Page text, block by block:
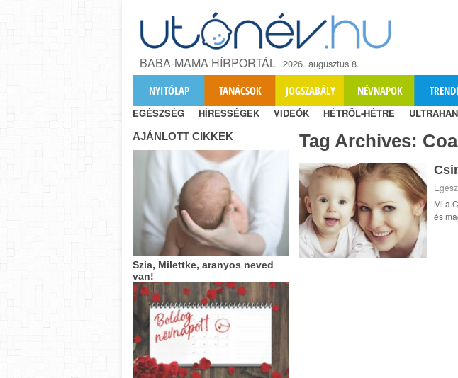
BABA-MAMA HÍRPORTÁL 2026. augusztus 8.
NYITÓLAP TANÁCSOK JOGSZABÁLY NÉVNAPOK
EGÉSZSÉG HÍRESSÉGEK VIDEÓK HÉTRŐL-HÉTRE
Tag Archives:
Mi a
és
AJÁNLOTT CIKKEK
Szia, Milettke, aranyos neved
van!